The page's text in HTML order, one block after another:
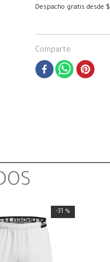
Despacho gratis desde
Comparte
-31 %